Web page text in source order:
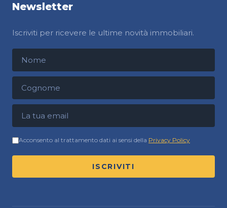
Newsletter
Iscriviti per ricevere le ultime novità immobiliari.
Nome
Cognome
Indirizzo email
Acconsento al trattamento dati ai sensi della Privacy Policy
ISCRIVITI